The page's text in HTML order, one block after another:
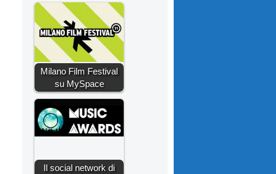
Milano Film Festival
su MySpace
Il social network di